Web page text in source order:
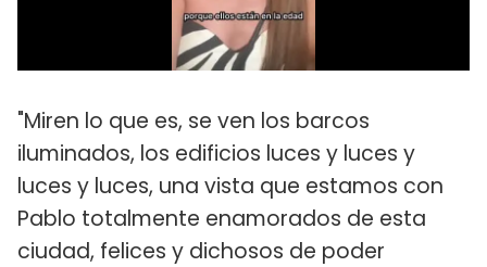
"Miren lo que es, se ven los barcos
iluminados, los edificios luces y luces y
luces y luces, una vista que estamos con
Pablo totalmente enamorados de esta
ciudad, felices y dichosos de poder